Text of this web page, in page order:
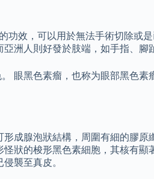
效，可以用於無法手術切除或
洲人則好發於肢端，如手指、腳
眼黑色素瘤，也称为眼部黑色
成腺泡狀結構，周圍有細的膠
狀的梭形黑色素細胞，其核有
襲至真皮。